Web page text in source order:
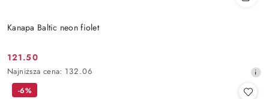
Kanapa Baltic neon fiolet
Cena
promocyjna:
121.50
Najniższa
cena
Najniższa cena: 132.06
-6%